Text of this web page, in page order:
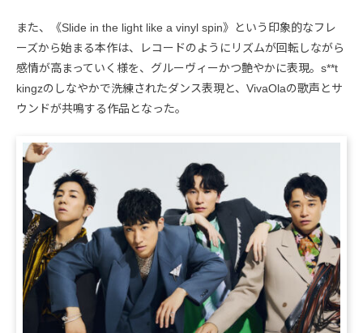
また、《Slide in the light like a vinyl spin》という印象的なフレ
ーズから始まる本作は、レコードのようにリズムが回転しながら
感情が高まっていく様を、グルーヴィーかつ艶やかに表現。s**t
kingzのしなやかで洗練されたダンス表現と、VivaOlaの歌声とサ
ウンドが共鳴する作品となった。